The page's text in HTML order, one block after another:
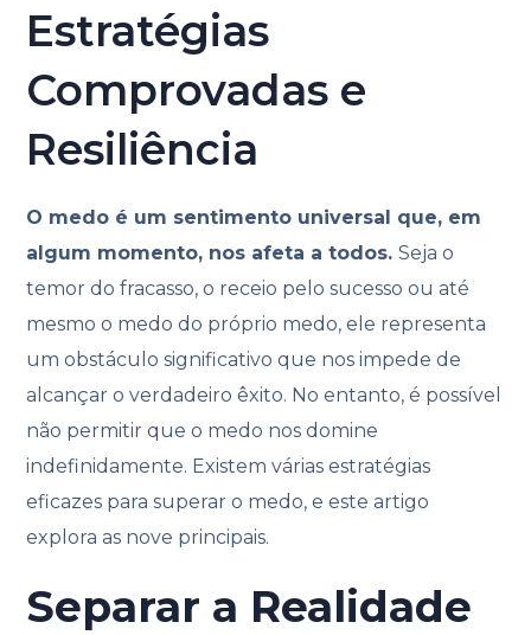
Estratégias
Comprovadas e
Resiliência
O medo é um sentimento universal que, em
algum momento, nos afeta a todos.Seja o
temor do fracasso, o receio pelo sucesso ou até
mesmo o medo do próprio medo, ele representa
um obstáculo significativo que nos impede de
alcançar o verdadeiro êxito. No entanto, é possível
não permitir que o medo nos domine
indefinidamente. Existem várias estratégias
eficazes para superar o medo, e este artigo
explora as nove principais.
Separar a Realidade